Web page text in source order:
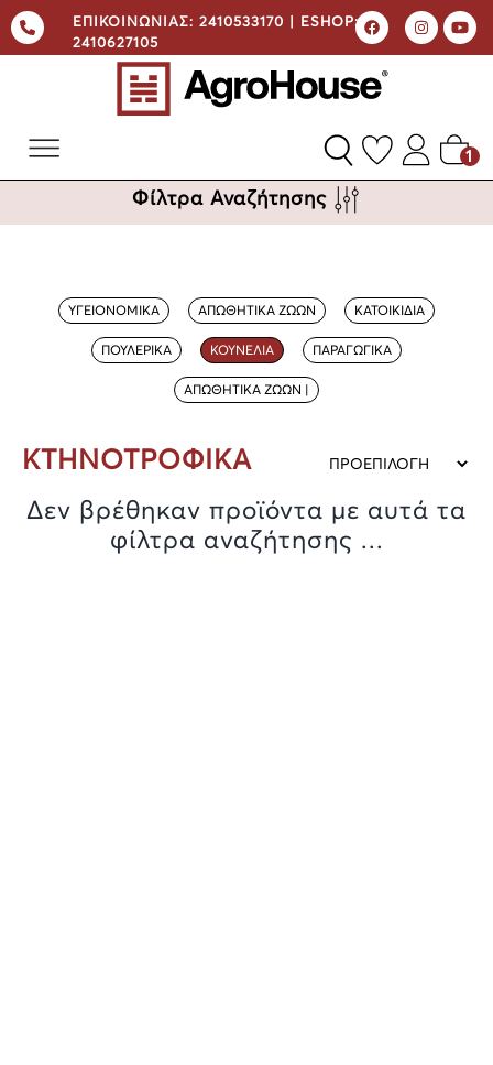
ΕΠΙΚΟΙΝΩΝΙΑΣ: 2410533170 | ESHOP:
2410627105
1
Φίλτρα Αναζήτησης
ΥΓΕΙΟΝΟΜΙΚΑ ΑΠΩΘΗΤΙΚΑ ΖΩΩΝ ΚΑΤΟΙΚΙΔΙΑ
ΠΟΥΛΕΡΙΚΑ ΚΟΥΝΕΛΙΑ ΠΑΡΑΓΩΓΙΚΑ
ΑΠΩΘΗΤΙΚΑ ΖΩΩΝ |
ΚΤΗΝΟΤΡΟΦΙΚΑ
Δεν βρέθηκαν προϊόντα με αυτά τα
φίλτρα αναζήτησης ...